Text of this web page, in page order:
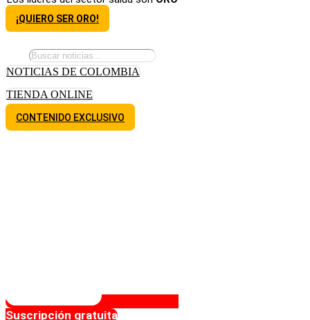
¡QUIERO SER ORO!
NOTICIAS DE COLOMBIA
TIENDA ONLINE
CONTENIDO EXCLUSIVO
Suscripción gratuita